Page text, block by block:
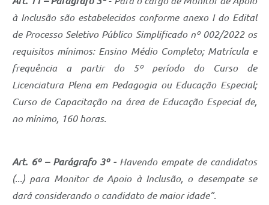
Transparência
à Inclusão são estabelecidos conforme anexo I do Edital
de Processo Seletivo Público Simplificado nº 002/2022 os
requisitos mínimos: Ensino Médio Completo; Matrícula e
frequência a partir do 5º período do Curso de
Licenciatura Plena em Pedagogia ou Educação Especial;
Curso de Capacitação na área de Educação Especial de,
no mínimo, 160 horas.
Art. 6º – Parágrafo 3º - Havendo empate de candidatos
(...) para Monitor de Apoio à Inclusão, o desempate se
dará considerando o candidato de maior idade”.